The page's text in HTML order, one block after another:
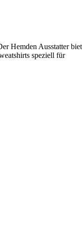
Hemden Ausstatter
speziell für